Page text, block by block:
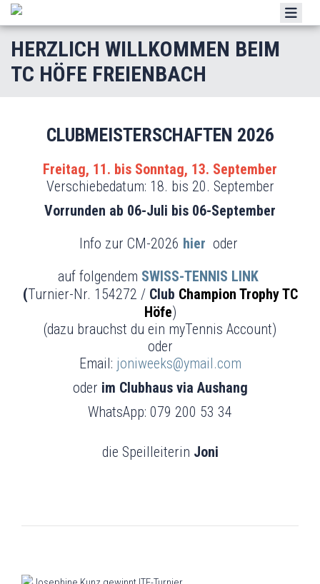
NEWS
MITGLIEDSCHAFT
HERZLICH WILLKOMMEN BEIM
TC HÖFE FREIENBACH
CLUBMEISTERSCHAFTEN 2026
Freitag, 11. bis Sonntag, 13. September
Verschiebedatum: 18. bis 20. September
Vorrunden ab 06-Juli bis 06-September
Info zur CM-2026 hier oder
auf folgendem SWISS-TENNIS LINK
(Turnier-Nr. 154272 / Club Champion Trophy TC
Höfe)
(dazu brauchst du ein myTennis Account)
oder
Email: joniweeks@ymail.com
oder im Clubhaus via Aushang
WhatsApp: 079 200 53 34
die Speilleiterin Joni